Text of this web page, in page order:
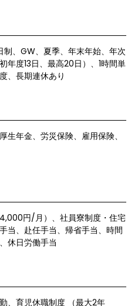
制、GW、夏季、年末年始、年次
年度13日、最高20日）、1時間単
、長期連休あり
生年金、労災保険、雇用保険、
円/月）、社員寮制度・住宅
当、赴任手当、帰省手当、時間
休日労働手当
、育児休職制度 （最大2年